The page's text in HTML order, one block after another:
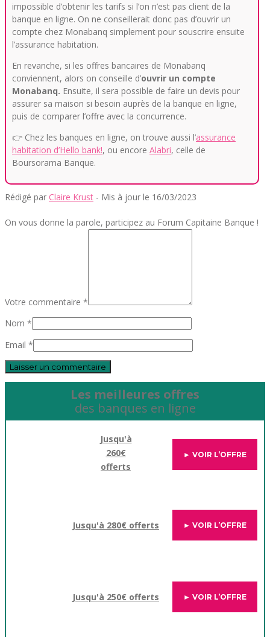
impossible d’obtenir les tarifs si l’on n’est pas client de la
banque en ligne. On ne conseillerait donc pas d’ouvrir un
compte chez Monabanq simplement pour souscrire ensuite
l’assurance habitation.
En revanche, si les offres bancaires de Monabanq
conviennent, alors on conseille d’ouvrir un compte
Monabanq. Ensuite, il sera possible de faire un devis pour
assurer sa maison si besoin auprès de la banque en ligne,
puis de comparer l’offre avec la concurrence.
👉 Chez les banques en ligne, on trouve aussi l’assurance
habitation d’Hello bank!, ou encore Alabri, celle de
Boursorama Banque.
Rédigé par Claire Krust - Mis à jour le 16/03/2023
On vous donne la parole, participez au Forum Capitaine Banque !
Votre commentaire *
Nom *
Email *
Les meilleures offres
des banques en ligne
Jusqu'à
260€
offerts
► VOIR L’OFFRE
Jusqu'à 280€ offerts ► VOIR L’OFFRE
Jusqu'à 250€ offerts ► VOIR L’OFFRE